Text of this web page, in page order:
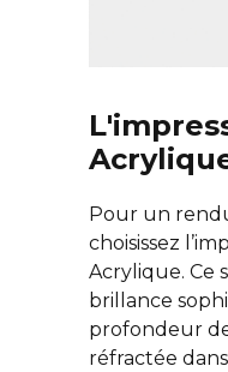
Pour un
choisissez
Acrylique. Ce
brillance
profondeur
réfractée